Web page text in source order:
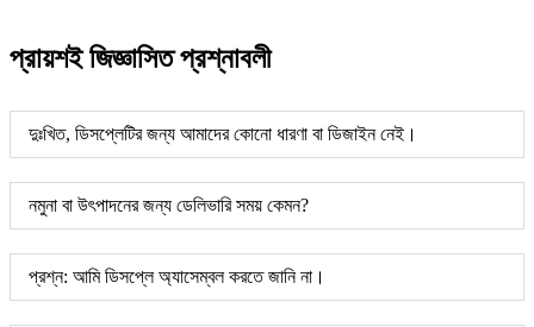
প্রায়শই জিজ্ঞাসিত প্রশ্নাবলী
দুঃখিত, ডিসপ্লেটির জন্য আমাদের কোনো ধারণা বা ডিজাইন নেই।
নমুনা বা উৎপাদনের জন্য ডেলিভারি সময় কেমন?
প্রশ্ন: আমি ডিসপ্লে অ্যাসেম্বল করতে জানি না।